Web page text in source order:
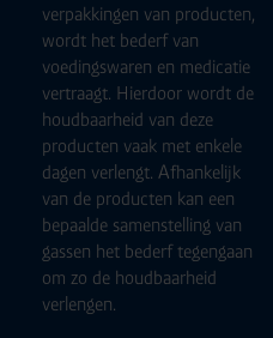
verpakkingen van producten,
wordt het bederf van
voedingswaren en medicatie
vertraagt. Hierdoor wordt de
houdbaarheid van deze
producten vaak met enkele
dagen verlengt. Afhankelijk
van de producten kan een
bepaalde samenstelling van
gassen het bederf tegengaan
om zo de houdbaarheid
verlengen.